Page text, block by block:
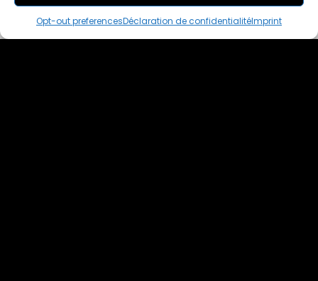
Opt-out preferencesDéclaration de confidentialitéImprint
THIS PAIR IS
ALREADY SOLD OUT